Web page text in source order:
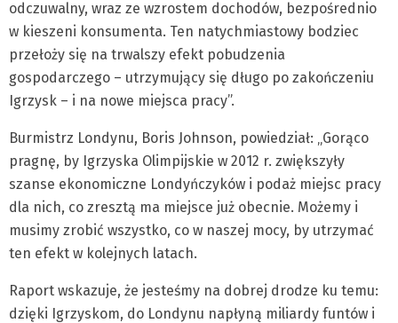
odczuwalny, wraz ze wzrostem dochodów, bezpośrednio
w kieszeni konsumenta. Ten natychmiastowy bodziec
przełoży się na trwalszy efekt pobudzenia
gospodarczego – utrzymujący się długo po zakończeniu
Igrzysk – i na nowe miejsca pracy”.
Burmistrz Londynu, Boris Johnson, powiedział: „Gorąco
pragnę, by Igrzyska Olimpijskie w 2012 r. zwiększyły
szanse ekonomiczne Londyńczyków i podaż miejsc pracy
dla nich, co zresztą ma miejsce już obecnie. Możemy i
musimy zrobić wszystko, co w naszej mocy, by utrzymać
ten efekt w kolejnych latach.
Raport wskazuje, że jesteśmy na dobrej drodze ku temu:
dzięki Igrzyskom, do Londynu napłyną miliardy funtów i